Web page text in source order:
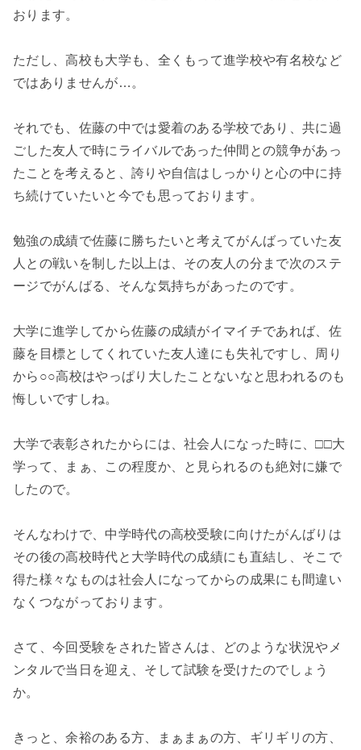
おります。
ただし、高校も大学も、全くもって進学校や有名校など
ではありませんが…。
それでも、佐藤の中では愛着のある学校であり、共に過
ごした友人で時にライバルであった仲間との競争があっ
たことを考えると、誇りや自信はしっかりと心の中に持
ち続けていたいと今でも思っております。
勉強の成績で佐藤に勝ちたいと考えてがんばっていた友
人との戦いを制した以上は、その友人の分まで次のステ
ージでがんばる、そんな気持ちがあったのです。
大学に進学してから佐藤の成績がイマイチであれば、佐
藤を目標としてくれていた友人達にも失礼ですし、周り
から○○高校はやっぱり大したことないなと思われるのも
悔しいですしね。
大学で表彰されたからには、社会人になった時に、□□大
学って、まぁ、この程度か、と見られるのも絶対に嫌で
したので。
そんなわけで、中学時代の高校受験に向けたがんばりは
その後の高校時代と大学時代の成績にも直結し、そこで
得た様々なものは社会人になってからの成果にも間違い
なくつながっております。
さて、今回受験をされた皆さんは、どのような状況やメ
ンタルで当日を迎え、そして試験を受けたのでしょう
か。
きっと、余裕のある方、まぁまぁの方、ギリギリの方、